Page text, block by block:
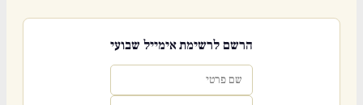
הרשם לרשימת אימייל שבועי